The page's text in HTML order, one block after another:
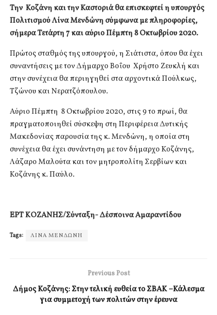
Την Κοζάνη και την Καστοριά θα επισκεφτεί η υπουργός
Πολιτισμού Λίνα Μενδώνη σύμφωνα με πληροφορίες,
σήμερα Τετάρτη 7 και αύριο Πέμπτη 8 Οκτωβρίου 2020.
Πρώτος σταθμός της υπουργού, η Σιάτιστα, όπου θα έχει
συναντήσεις με τον Δήμαρχο Βοΐου Χρήστο Ζευκλή και
στην συνέχεια θα περιηγηθεί στα αρχοντικά Πούλκως,
Τζώνου και Νερατζόπουλου.
Αύριο Πέμπτη 8 Οκτωβρίου 2020, στις 9 το πρωί, θα
πραγματοποιηθεί σύσκεψη στη Περιφέρεια Δυτικής
Μακεδονίας παρουσία της κ. Μενδώνη, η οποία στη
συνέχεια θα έχει συνάντηση με τον δήμαρχο Κοζάνης,
Λάζαρο Μαλούτα και τον μητροπολίτη Σερβίων και
Κοζάνης κ. Παύλο.
ΕΡΤ ΚΟΖΑΝΗΣ/Σύνταξη- Δέσποινα Αμαραντίδου
Tags: ΛΙΝΑ ΜΕΝΔΩΝΗ
Previous Post
Δήμος Κοζάνης: Στην τελική ευθεία το ΣΒΑΚ –Κάλεσμα
για συμμετοχή των πολιτών στην έρευνα